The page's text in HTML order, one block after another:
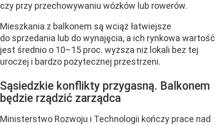
czy przy przechowywaniu wózków lub rowerów.
Mieszkania z balkonem są wciąż łatwiejsze
do sprzedania lub do wynajęcia, a ich rynkowa wartość
jest średnio o 10–15 proc. wyższa niż lokali bez tej
uroczej i bardzo pożytecznej przestrzeni.
Sąsiedzkie konflikty przygasną. Balkonem
będzie rządzić zarządca
Ministerstwo Rozwoju i Technologii kończy prace nad